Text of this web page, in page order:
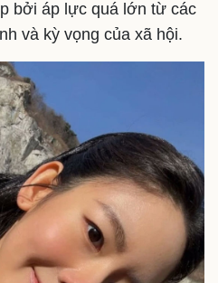
bởi áp lực quá lớn từ các
và kỳ vọng của xã hội.